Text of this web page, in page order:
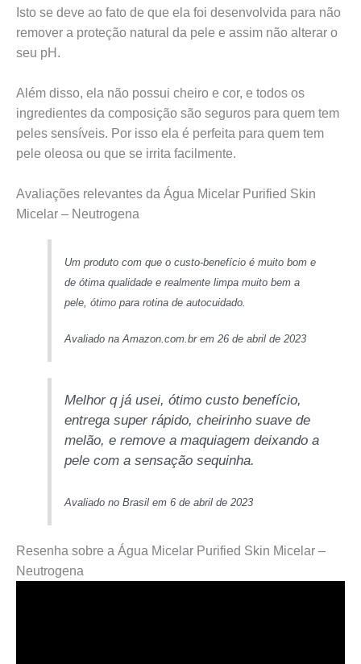
Isto se deve ao fato de que ela foi desenvolvida para não
remover a proteção natural da pele e assim não alterar o
seu pH.
Além disso, ela não possui cheiro e cor, e todos os
ingredientes da composição são seguros para quem tem
peles sensíveis. Por isso ela é perfeita para quem tem
pele oleosa ou que se irrita facilmente.
Avaliações relevantes da Água Micelar Purified Skin
Micelar – Neutrogena
Um produto com que o custo-benefício é muito bom e
de ótima qualidade e realmente limpa muito bem a
pele, ótimo para rotina de autocuidado.
Avaliado na Amazon.com.br em 26 de abril de 2023
Melhor q já usei, ótimo custo benefício,
entrega super rápido, cheirinho suave de
melão, e remove a maquiagem deixando a
pele com a sensação sequinha.
Avaliado no Brasil em 6 de abril de 2023
Resenha sobre a Água Micelar Purified Skin Micelar –
Neutrogena